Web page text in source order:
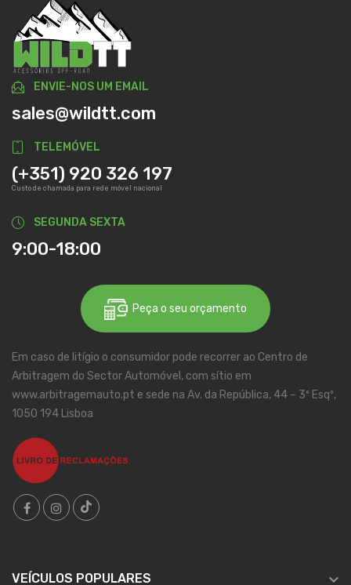
ENVIE-NOS UM EMAIL
sales@wildtt.com
TELEMÓVEL
(+351) 920 326 197
Custo de chamada para rede móvel nacional
SEGUNDA SEXTA
9:00-18:00
Peça o seu orçamento
Em caso de litígio o consumidor pode recorrer ao Centro de
Arbitragem do Sector Automóvel, com sítio em
www.arbitragemauto.pt e sede na Av. da República, 44 – 3º Esqº,
1050 194 Lisboa
VEÍCULOS POPULARES 